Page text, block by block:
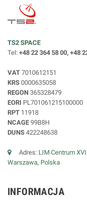
TS2 SPACE
Tel: +48 22 364 58 00, +48
VAT 7010612151
KRS 0000635058
REGON 365328479
EORI PL701061215100000
RPT 11918
NCAGE 99B8H
DUNS 422248638
Adres: LIM Centrum
Warszawa, Polska
INFORMACJA